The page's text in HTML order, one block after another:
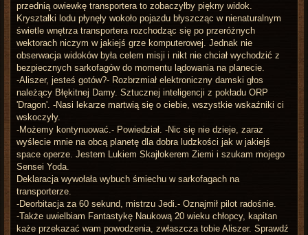
przednią owiewkę transportera to zobaczyłby piękny widok.
Kryształki lodu płynęły wokoło pojazdu błyszcząc w nienaturalnym
świetle wnętrza transportera rozchodząc się po przeróżnych
wektorach niczym w jakiejś grze komputerowej. Jednak nie
obserwacja widoków była celem misji i nikt nie chciał wychodzić z
bezpiecznych sarkofagów do momentu lądowania na planecie.
-Aliszer, jesteś gotów?- Rozbrzmiał elektroniczny damski głos
należący Błękitnej Damy. Sztucznej inteligencji z pokładu ORP
'Dragon'. -Nasi lekarze martwią się o ciebie, wszystkie wskaźniki ci
wskoczyły.
-Możemy kontynuować.- Powiedział. -Nic się nie dzieje, zaraz
wyślecie mnie na obcą planetę dla dobra ludzkości jak w jakiejś
space operze. Jestem Lukiem Skajłokerem Ziemi i szukam mojego
Sensei Yoda.
Deklaracja wywołała wybuch śmiechu w sarkofagach na
transporterze.
-Deorbitacja za 60 sekund, mistrzu Jedi.- Oznajmił pilot radośnie.
-Także uwielbiam Fantastykę Naukową 20 wieku chłopcy, kapitan
każe przekazać wam powodzenia, zwłaszcza tobie Aliszer. Sprawdź